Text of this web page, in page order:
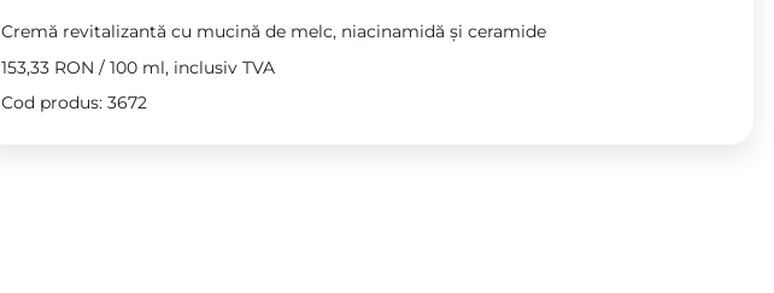
Cremă revitalizantă cu mucină de melc, niacinamidă și ceramide
153,33 RON / 100 ml, inclusiv TVA
Cod produs: 3672